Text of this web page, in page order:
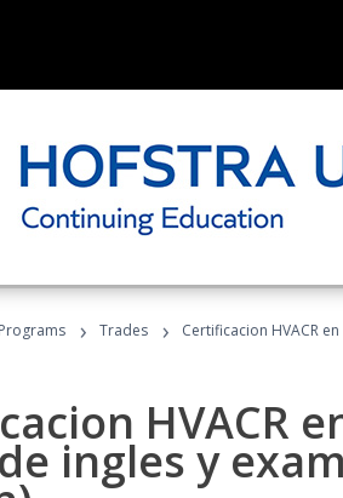
› Trades › Certificacion HVACR
HVACR
ingles y